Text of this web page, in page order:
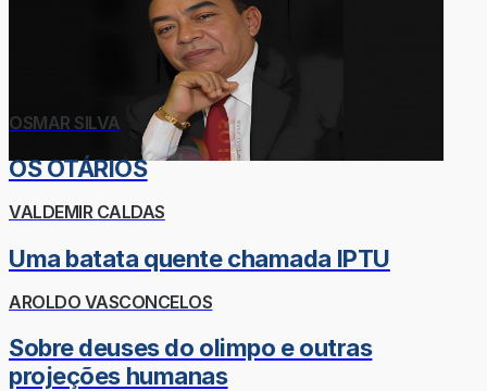
OSMAR SILVA
OS OTÁRIOS
VALDEMIR CALDAS
Uma batata quente chamada IPTU
AROLDO VASCONCELOS
Sobre deuses do olimpo e outras
projeções humanas